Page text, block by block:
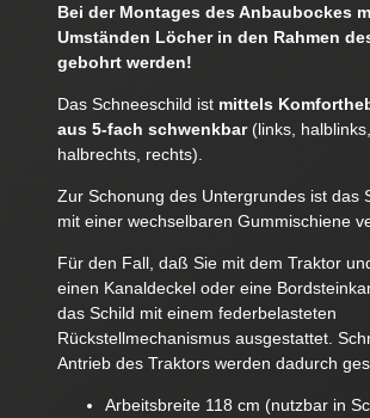
Bei der Montages des Anbaubockes
Umständen Löcher in den Rahmen
gebohrt werden!
Das Schneeschild ist mittels
aus 5-fach schwenkbar(links,
halbrechts, rechts).
Zur Schonung des Untergrundes ist das
mit einer wechselbaren Gummischiene
Für den Fall, daß Sie mit dem Traktor
einen Kanaldeckel oder eine
das Schild mit einem federbelasteten
Rückstellmechanismus ausgestattet.
Antrieb des Traktors werden dadurch
Arbeitsbreite 118 cm (nutzbar in